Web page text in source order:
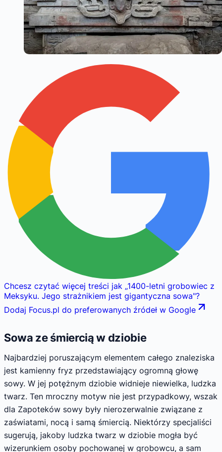
Chcesz czytać więcej treści jak „1400-letni grobowiec z
Meksyku. Jego strażnikiem jest gigantyczna sowa"?
Dodaj Focus.pl do preferowanych źródeł w Google
Sowa ze śmiercią w dziobie
Najbardziej poruszającym elementem całego znaleziska
jest kamienny fryz przedstawiający ogromną głowę
sowy. W jej potężnym dziobie widnieje niewielka, ludzka
twarz. Ten mroczny motyw nie jest przypadkowy, wszak
dla Zapoteków sowy były nierozerwalnie związane z
zaświatami, nocą i samą śmiercią. Niektórzy specjaliści
sugerują, jakoby ludzka twarz w dziobie mogła być
wizerunkiem osoby pochowanej w grobowcu, a sam